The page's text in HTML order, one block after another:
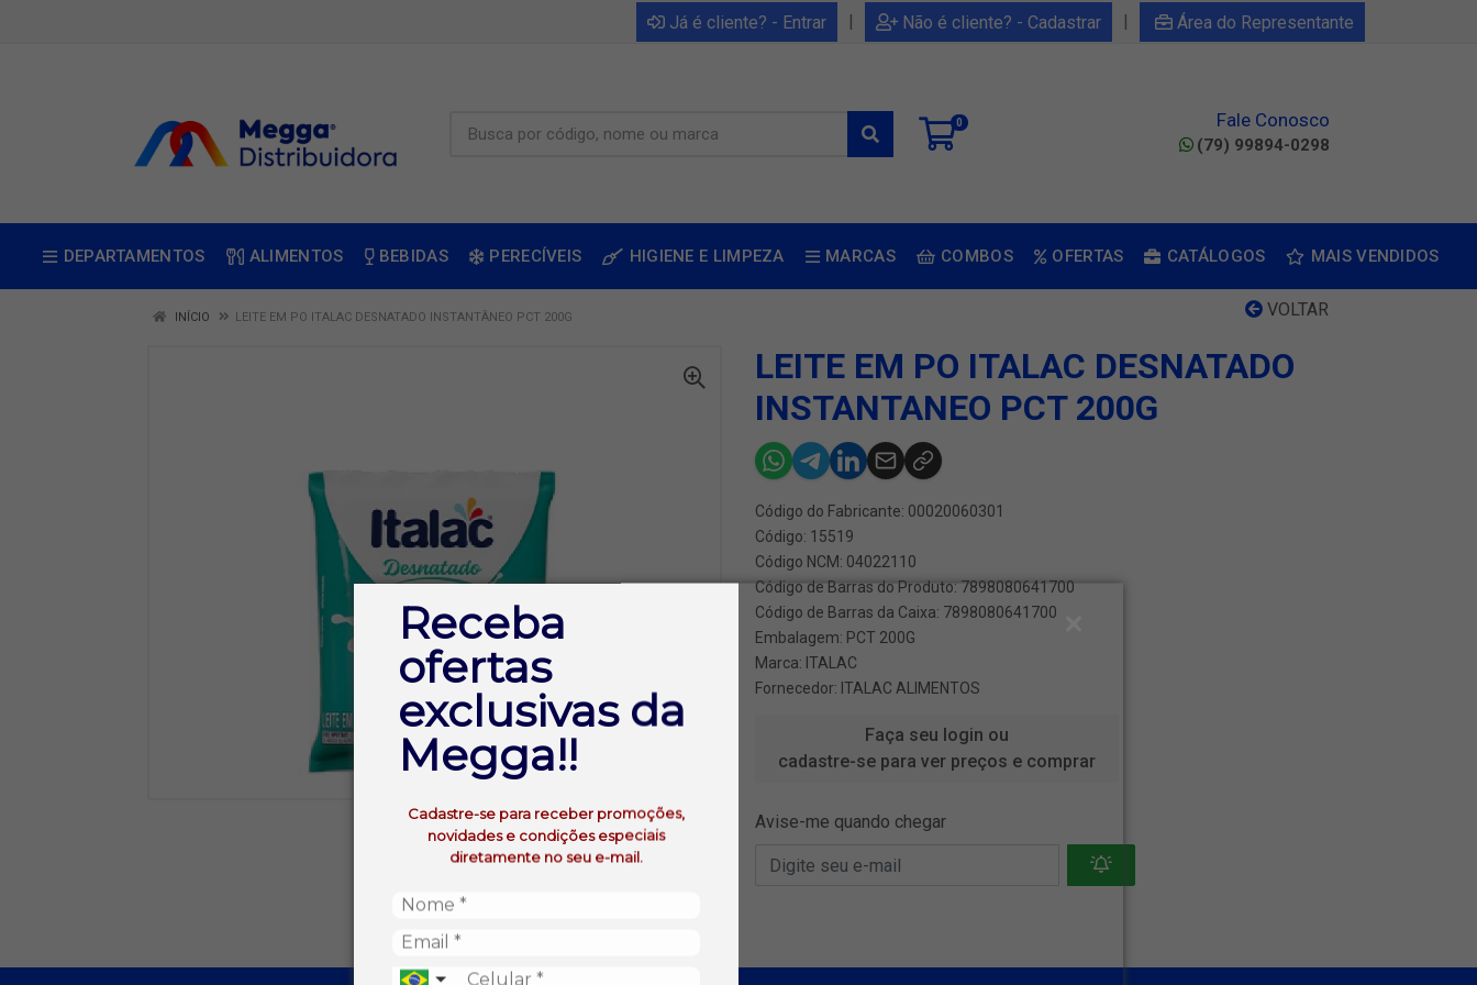
Receba
ofertas
exclusivas da
Megga!!
Cadastre-se para receber promoções,
novidades e condições especiais
diretamente no seu e-mail.
Já é cliente? - Entrar | Não é cliente? - Cadastrar | Área do Representante
0 Fale Conosco
(79) 99894-0298
DEPARTAMENTOS ALIMENTOS BEBIDAS PERECÍVEIS HIGIENE E LIMPEZA MARCAS COMBOS OFERTAS CATÁLOGOS MAIS VENDIDOS
VOLTAR
INÍCIO LEITE EM PO ITALAC DESNATADO INSTANTÂNEO PCT 200G
LEITE EM PO ITALAC DESNATADO
INSTANTANEO PCT 200G
Código do Fabricante: 00020060301
Código: 15519
Código NCM: 04022110
Código de Barras do Produto: 7898080641700
Código de Barras da Caixa: 7898080641700
Embalagem: PCT 200G
Marca: ITALAC
Fornecedor: ITALAC ALIMENTOS
Faça seu login ou
cadastre-se para ver preços e comprar
Avise-me quando chegar